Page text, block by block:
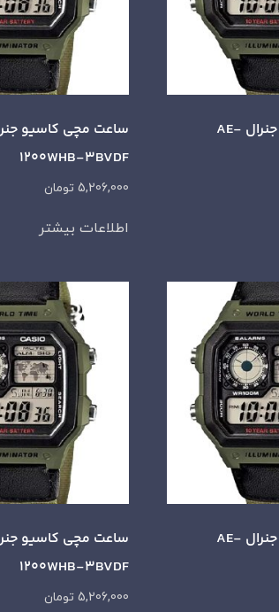
ساعت مچی کاسیو جنرال AE-
1200WHB-3BVDF
5,206,000 تومان
اطلاعات بیشتر
ساعت مچی کاسیو جنرال AE-
1200WHB-3BVDF
5,206,000 تومان